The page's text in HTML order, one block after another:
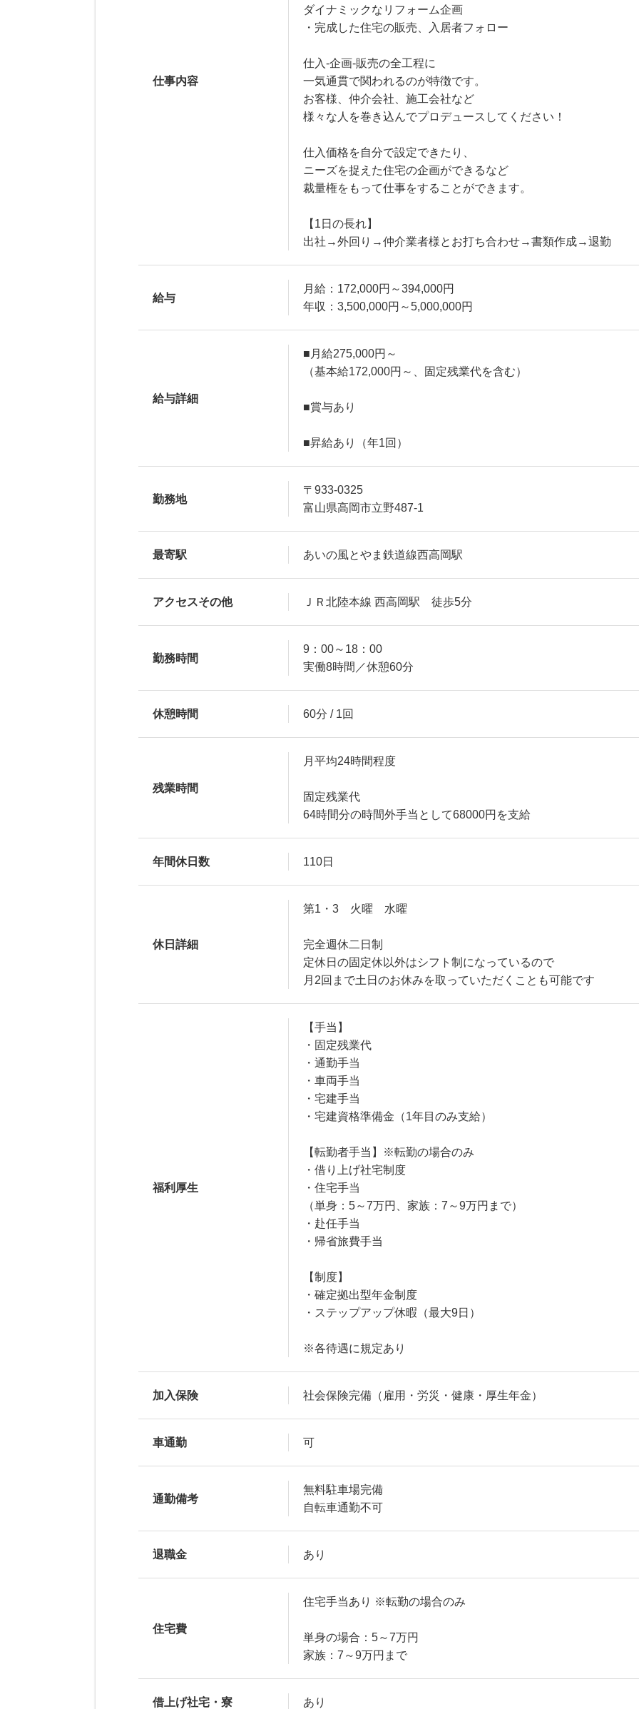
仕事内容
ダイナミックなリフォーム企画
・完成した住宅の販売、入居者フォロー
仕入-企画-販売の全工程に
一気通貫で関われるのが特徴です。
お客様、仲介会社、施工会社など
様々な人を巻き込んでプロデュースしてください！
仕入価格を自分で設定できたり、
ニーズを捉えた住宅の企画ができるなど
裁量権をもって仕事をすることができます。
【1日の長れ】
出社→外回り→仲介業者様とお打ち合わせ→書類作成→退勤
給与
月給：172,000円～394,000円
年収：3,500,000円～5,000,000円
給与詳細
■月給275,000円～
（基本給172,000円～、固定残業代を含む）
■賞与あり
■昇給あり（年1回）
勤務地
〒933-0325
富山県高岡市立野487-1
最寄駅 あいの風とやま鉄道線西高岡駅
アクセスその他 ＪＲ北陸本線 西高岡駅 徒歩5分
勤務時間
9：00～18：00
実働8時間／休憩60分
休憩時間 60分 / 1回
残業時間
月平均24時間程度
固定残業代
64時間分の時間外手当として68000円を支給
年間休日数 110日
休日詳細
第1・3 火曜 水曜
完全週休二日制
定休日の固定休以外はシフト制になっているので
月2回まで土日のお休みを取っていただくことも可能です
福利厚生
【手当】
・固定残業代
・通勤手当
・車両手当
・宅建手当
・宅建資格準備金（1年目のみ支給）
【転勤者手当】※転勤の場合のみ
・借り上げ社宅制度
・住宅手当
（単身：5～7万円、家族：7～9万円まで）
・赴任手当
・帰省旅費手当
【制度】
・確定拠出型年金制度
・ステップアップ休暇（最大9日）
※各待遇に規定あり
加入保険 社会保険完備（雇用・労災・健康・厚生年金）
車通勤 可
通勤備考
無料駐車場完備
自転車通勤不可
退職金 あり
住宅費
住宅手当あり ※転勤の場合のみ
単身の場合：5～7万円
家族：7～9万円まで
借上げ社宅・寮 あり